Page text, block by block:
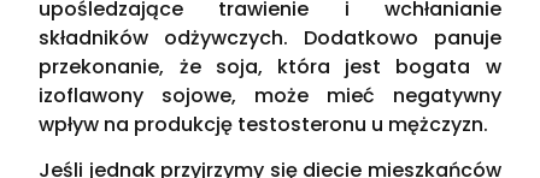
upośledzające trawienie i wchłanianie
składników odżywczych. Dodatkowo panuje
przekonanie, że soja, która jest bogata w
izoflawony sojowe, może mieć negatywny
wpływ na produkcję testosteronu u mężczyzn.
Jeśli jednak przyjrzymy się diecie mieszkańców